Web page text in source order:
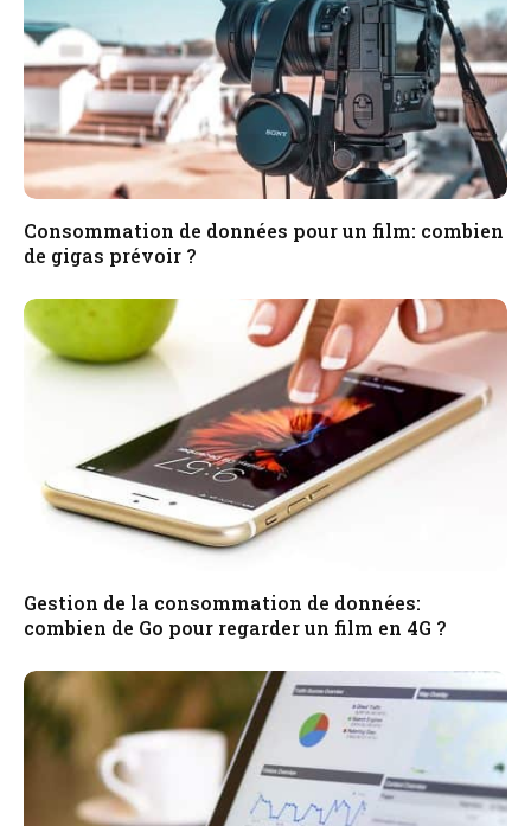
Consommation de données pour un film: combien
de gigas prévoir ?
Gestion de la consommation de données:
combien de Go pour regarder un film en 4G ?